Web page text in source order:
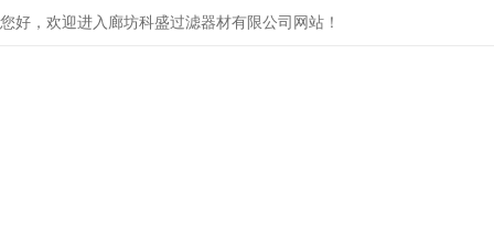
您好，欢迎进入廊坊科盛过滤器材有限公司网站！